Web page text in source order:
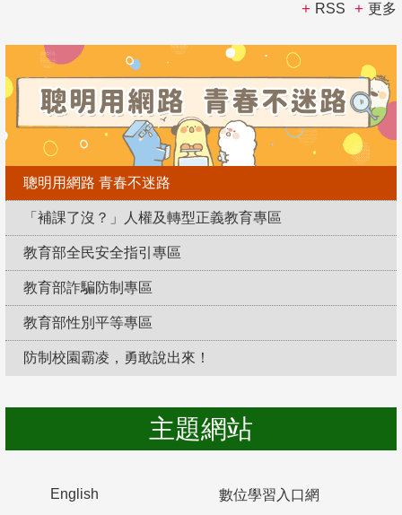
RSS 更多
聰明用網路 青春不迷路
「補課了沒？」人權及轉型正義教育專區
教育部全民安全指引專區
教育部詐騙防制專區
教育部性別平等專區
防制校園霸凌，勇敢說出來！
主題網站
English 數位學習入口網